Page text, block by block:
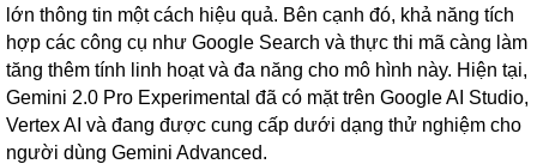
lớn thông tin một cách hiệu quả. Bên cạnh đó, khả năng tích
hợp các công cụ như Google Search và thực thi mã càng làm
tăng thêm tính linh hoạt và đa năng cho mô hình này. Hiện tại,
Gemini 2.0 Pro Experimental đã có mặt trên Google AI Studio,
Vertex AI và đang được cung cấp dưới dạng thử nghiệm cho
người dùng Gemini Advanced.